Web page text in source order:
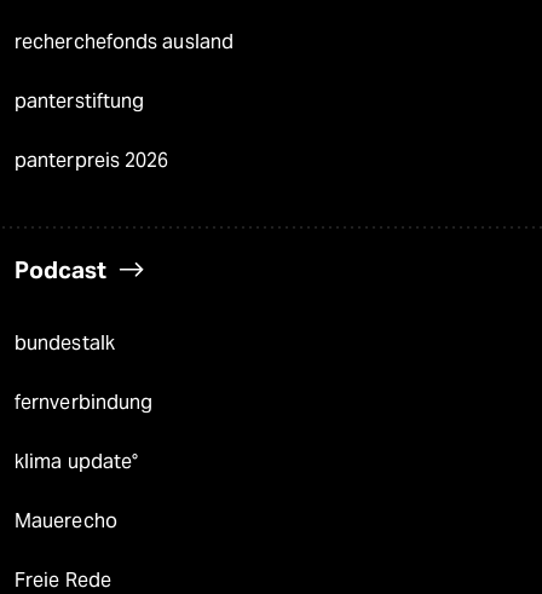
recherchefonds ausland
panterstiftung
panterpreis 2026
Podcast
bundestalk
fernverbindung
klima update°
Mauerecho
Freie Rede